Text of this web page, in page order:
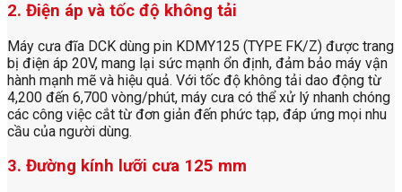
2. Điện áp và tốc độ không tải
Máy cưa đĩa DCK dùng pin KDMY125 (TYPE FK/Z) được trang
bị điện áp 20V, mang lại sức mạnh ổn định, đảm bảo máy vận
hành mạnh mẽ và hiệu quả. Với tốc độ không tải dao động từ
4,200 đến 6,700 vòng/phút, máy cưa có thể xử lý nhanh chóng
các công việc cắt từ đơn giản đến phức tạp, đáp ứng mọi nhu
cầu của người dùng.
3. Đường kính lưỡi cưa 125 mm